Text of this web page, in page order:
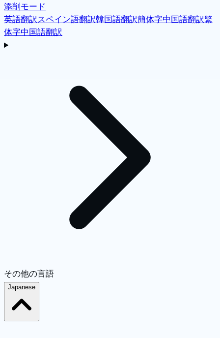
添削モード
英語翻訳スペイン語翻訳韓国語翻訳簡体字中国語翻訳繁
体字中国語翻訳
その他の言語
Japanese